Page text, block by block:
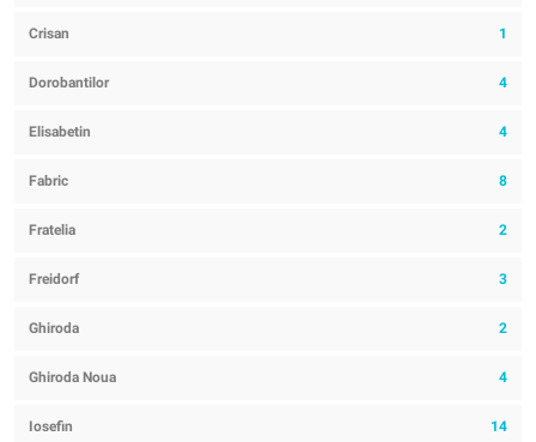
Crisan 1
Dorobantilor 4
Elisabetin 4
Fabric 8
Fratelia 2
Freidorf 3
Ghiroda 2
Ghiroda Noua 4
Iosefin 14